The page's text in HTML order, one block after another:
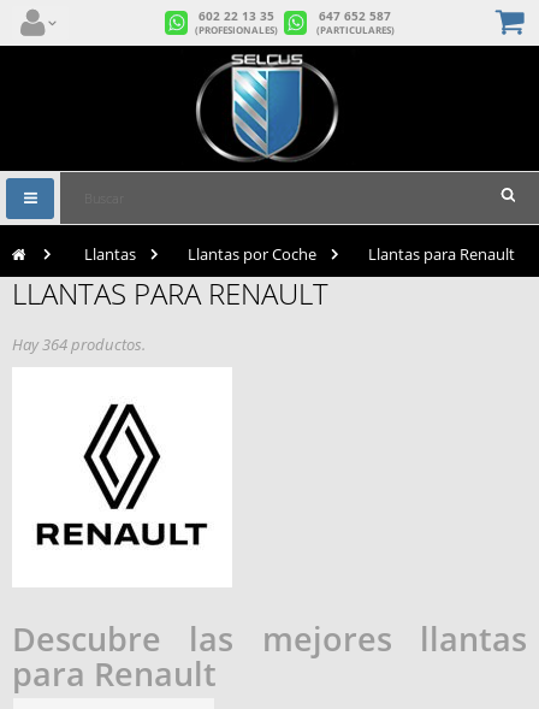
602 22 13 35
(PROFESIONALES)
647 652 587
(PARTICULARES)
Navegación
Toggle
Llantas Llantas por Coche Llantas para Renault
LLANTAS PARA RENAULT
Hay 364 productos.
Descubre las mejores llantas
para Renault